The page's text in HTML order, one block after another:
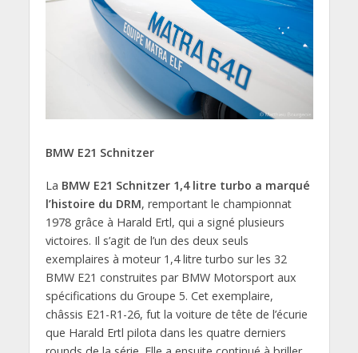
BMW E21 Schnitzer
La BMW E21 Schnitzer 1,4 litre turbo a marqué
l’histoire du DRM, remportant le championnat
1978 grâce à Harald Ertl, qui a signé plusieurs
victoires. Il s’agit de l’un des deux seuls
exemplaires à moteur 1,4 litre turbo sur les 32
BMW E21 construites par BMW Motorsport aux
spécifications du Groupe 5. Cet exemplaire,
châssis E21-R1-26, fut la voiture de tête de l’écurie
que Harald Ertl pilota dans les quatre derniers